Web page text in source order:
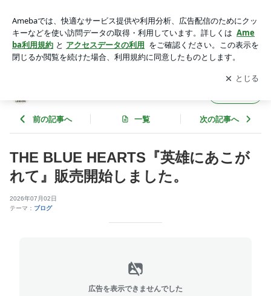
た。 | 【東京都清瀬市】よしのドラム教室のブログ
アプリをダウンロードして ブログの更新通知
を受け取りまし
ょう。
開く
前の記事へ 一覧 次の記事へ
THE BLUE HEARTS『英雄にあこが
れて』販売開始しました。
2026年07月02日
テーマ： ブログ
広告を表示できませんでした